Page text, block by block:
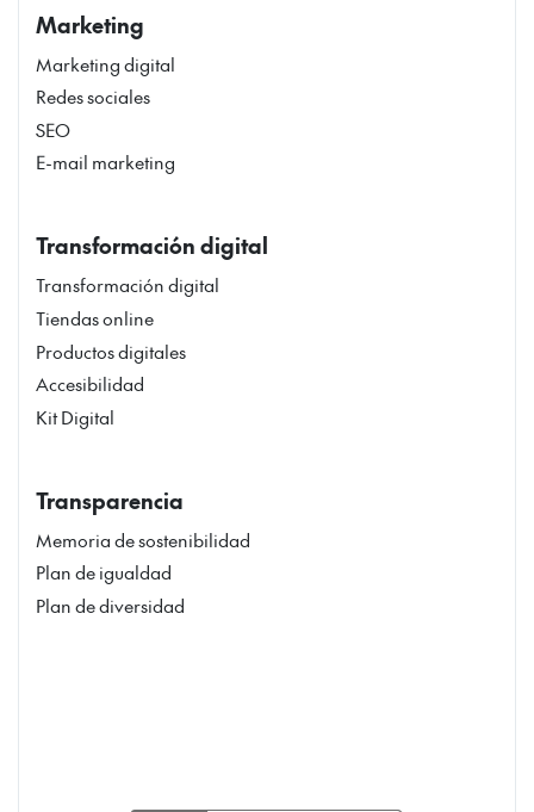
Marketing
Marketing digital
Redes sociales
SEO
E-mail marketing
Transformación digital
Transformación digital
Tiendas online
Productos digitales
Accesibilidad
Kit Digital
Transparencia
Memoria de sostenibilidad
Plan de igualdad
Plan de diversidad